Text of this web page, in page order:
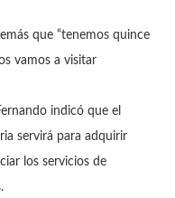
que “tenemos quince
vamos a visitar
indicó que el
servirá para adquirir
los servicios de